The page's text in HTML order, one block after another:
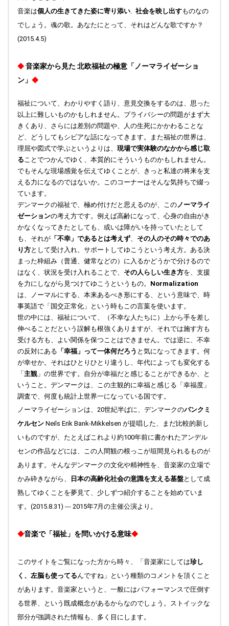
音楽は個人の生きてきた姿に寄り添い 社会を映し出すものなの
でしょう。魂の歌。あなたにとって、それはどんな歌ですか？
(2015.4.5)
◆ 音楽家から見た 北欧福祉の極意「ノーマライゼーショ
ン」 ◆
福祉について、わかりやすく語り、意見交換をするのは、思った
以上に難しいものかもしれません。プライバシーの問題がまず大
きくあり、さらには差別の問題や、人の生死にかかわることな
ど、どうしてもシビアな話になってきます。また福祉の世界は、
理屈や図式で学ぶというよりは、 現場で実体験のなかから感じ取
る ことでつかんでゆく、本質的にそういうものかもしれません。
でもそんな現場感覚を伝えてゆくことが、きっと私達の将来を支
える力になるのではないか。このコーナーはそんな気持ちで綴っ
ています。
デンマークの福祉で、極め付けだと思えるのが、この ノーマライ
ゼーションの考え方です。例えば高齢になって、心身の自由がき
かなくなってきたとしても、或いは障がいを持っていたとして
も、それが 「不幸」であるとは考えず
その人のその時々でのあ
り方として受け 入れ、サポートしてゆこうという考え方。ある決
まった枠組み（普通、健常などの）に入るかどうかで分けるので
はなく、状況を受け入れることで、 その人らしい生き方を、支援
を力にしながら見つけてゆこうというもの。 Normalization
は、ノーマルにする、本来あるべき形にする、という意味で、時
事英語で「国交正常化」という時もこの言葉を使います。
世の中には、福祉について、（不幸な人たちに）上から手を差し
伸べることだという誤解も根強くありますが、それでは施す方も
受ける方も、よい関係を保つことはできません。では逆に、不幸
の反対にある 「幸福」って一体何だろう と気になってきます。何
が幸せか。それはひとりひとり違うし、年代によっても変化する
「 主観 」の世界です。自分が幸福だと感じることができるか、と
いうこと。デンマークは、この主観的に幸福と感じる「幸福度」
調査で、何度も統計上世界一になっている国です。
ノーマライゼーションは、20世紀半ばに、デンマークのバンクミ
ケルセン Neils Erik Bank-Mikkelsen が提唱した、まだ比較的新し
いものですが、たとえばこれより約100年前に書かれたアンデル
センの作品などには、この人間観の根っこが垣間見られるものが
あります。そんなデンマークの文化や精神性を、音楽家の立場で
かみ砕きながら、
日本の高齢化社会の意識を支える基盤として成
熟してゆくことを夢見て、少しずつ紹介すること を始めていま
す。(2015.8.31) --- 2015年7月の主催公演より。
◆音楽で「福祉」を問いかける意味◆
このサイトをご覧になった方から時々、「音楽家にしては珍し
く、左脳も使ってる んですね」という種類のコメントを頂くこと
があります。音楽家というと、一般にはパフォーマンスで圧倒す
る世界、という既成概念があるからなのでしょう。ストイックな
部分が強調された情報も、多く目にします。